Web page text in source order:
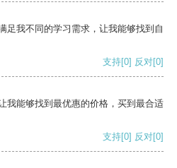
足我不同的学习需求，让我能够找到自
支持[0] 反对[0]
我能够找到最优惠的价格，买到最合适
支持[0] 反对[0]